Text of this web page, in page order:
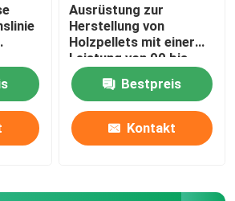
Ausrüstung zur
Herstellung von
Holzpellets mit einer
Leistung von 90 bis
160 kW 1-2 Tonnen pro
Stunde Bestpreis
Kontakt